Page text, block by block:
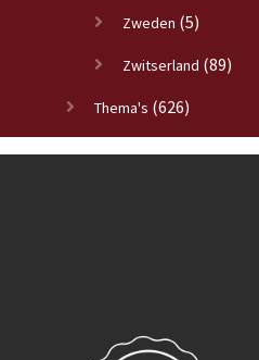
Zweden (5)
Zwitserland (89)
Thema's (626)